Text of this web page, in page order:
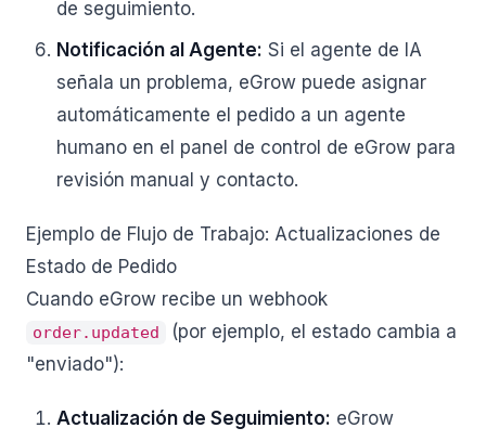
de seguimiento.
Notificación al Agente: Si el agente de IA
señala un problema, eGrow puede asignar
automáticamente el pedido a un agente
humano en el panel de control de eGrow para
revisión manual y contacto.
Ejemplo de Flujo de Trabajo: Actualizaciones de
Estado de Pedido
Cuando eGrow recibe un webhook
order.updated
(por ejemplo, el estado cambia a
"enviado"):
Actualización de Seguimiento: eGrow